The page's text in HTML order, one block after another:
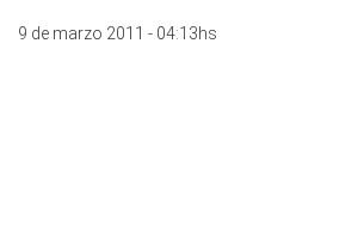
9 de marzo 2011 - 04:13hs